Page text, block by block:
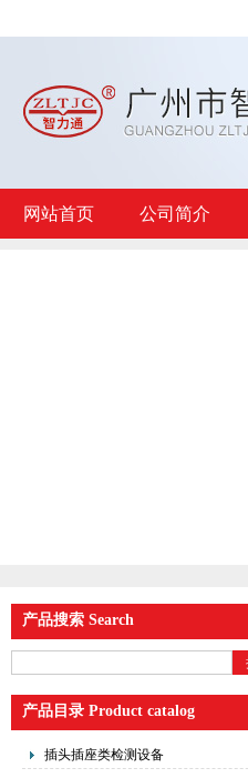
网站首页 公司简介
产品搜索 Search
产品目录 Product catalog
插头插座类检测设备